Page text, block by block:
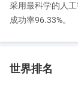
创建年份：1967
在校人数：28000
学校地址：
采用最科学的人
成功率96.33%。
世界排名